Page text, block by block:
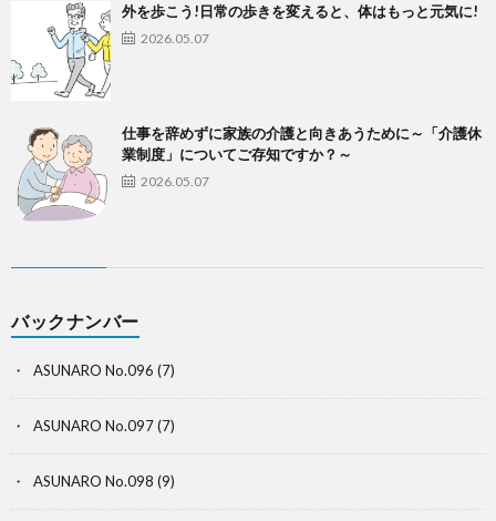
外を歩こう!日常の歩きを変えると、体はもっと元気に!
2026.05.07
仕事を辞めずに家族の介護と向きあうために～「介護休
業制度」についてご存知ですか？～
2026.05.07
バックナンバー
ASUNARO No.096 (7)
ASUNARO No.097(7)
ASUNARO No.098 (9)